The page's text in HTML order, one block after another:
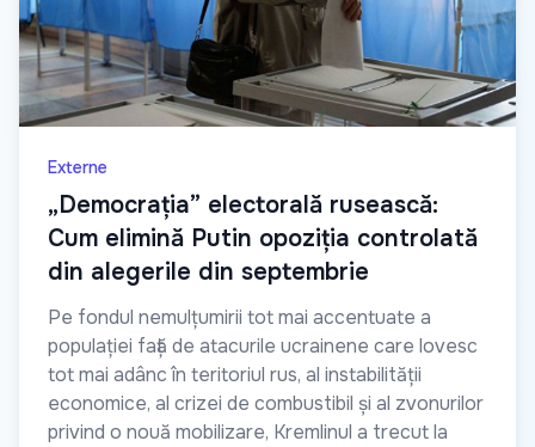
Externe
„Democrația” electorală rusească:
Cum elimină Putin opoziția controlată
din alegerile din septembrie
Pe fondul nemulțumirii tot mai accentuate a
populației față de atacurile ucrainene care lovesc
tot mai adânc în teritoriul rus, al instabilității
economice, al crizei de combustibil și al zvonurilor
privind o nouă mobilizare, Kremlinul a trecut la